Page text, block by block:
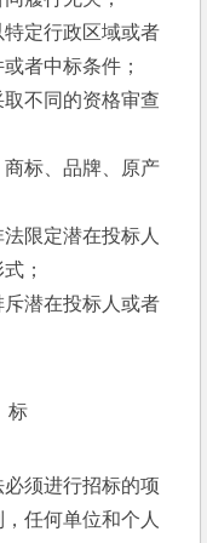
定行政区域或者
者中标条件；
不同的资格审查
标、品牌、原产
限定潜在投标人
；
潜在投标人或者
标
须进行招标的项
任何单位和个人